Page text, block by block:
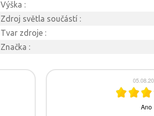
Výška :
Zdroj světla součástí :
Tvar zdroje :
Značka :